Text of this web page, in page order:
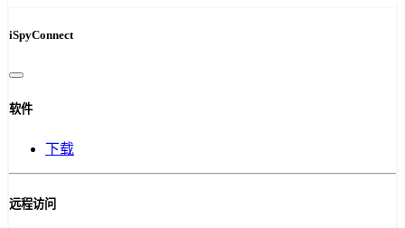
iSpyConnect
软件
下载
远程访问